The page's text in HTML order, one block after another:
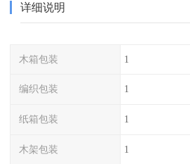
详细说明
木箱包装 1
编织包装 1
纸箱包装 1
木架包装 1